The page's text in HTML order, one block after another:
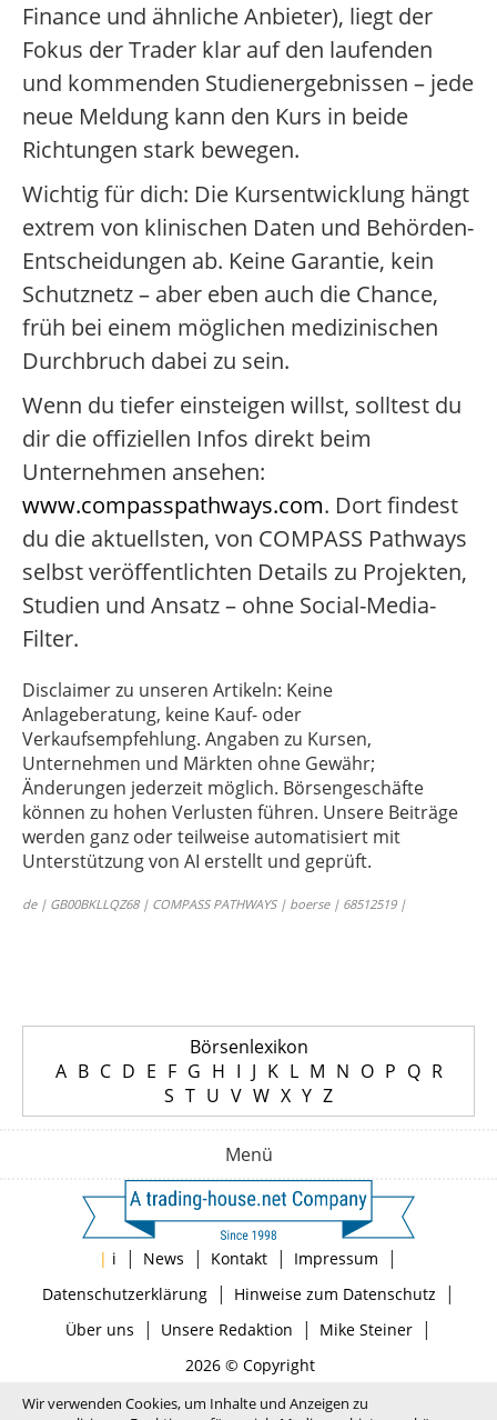
Finance und ähnliche Anbieter), liegt der
Fokus der Trader klar auf den laufenden
und kommenden Studienergebnissen – jede
neue Meldung kann den Kurs in beide
Richtungen stark bewegen.
Wichtig für dich: Die Kursentwicklung hängt
extrem von klinischen Daten und Behörden-
Entscheidungen ab. Keine Garantie, kein
Schutznetz – aber eben auch die Chance,
früh bei einem möglichen medizinischen
Durchbruch dabei zu sein.
Wenn du tiefer einsteigen willst, solltest du
dir die offiziellen Infos direkt beim
Unternehmen ansehen:
www.compasspathways.com. Dort findest
du die aktuellsten, von COMPASS Pathways
selbst veröffentlichten Details zu Projekten,
Studien und Ansatz – ohne Social-Media-
Filter.
Disclaimer zu unseren Artikeln: Keine
Anlageberatung, keine Kauf- oder
Verkaufsempfehlung. Angaben zu Kursen,
Unternehmen und Märkten ohne Gewähr;
Änderungen jederzeit möglich. Börsengeschäfte
können zu hohen Verlusten führen. Unsere Beiträge
werden ganz oder teilweise automatisiert mit
Unterstützung von AI erstellt und geprüft.
de | GB00BKLLQZ68 | COMPASS PATHWAYS | boerse | 68512519 |
Börsenlexikon
A B C D E F G H I J K L M N O P Q R
S T U V W X Y Z
Menü
| i | News | Kontakt | Impressum |
Datenschutzerklärung| Hinweise zum Datenschutz |
Über uns | Unsere Redaktion | Mike Steiner|
2026 © Copyright
Wir verwenden Cookies, um Inhalte und Anzeigen zu